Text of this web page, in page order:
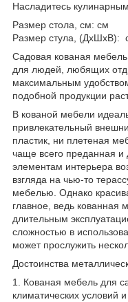
Насладитесь
Размер стола, см: см
Размер стула, (ДхШхВ):
Садовая кованая
для людей, любящих
максимальным
подобной продукции
В кованой мебели
привлекательный
пластик, ни плетеная
чаще всего преданная и
элементам интерьера
взгляда на чью-то
мебелью. Однако
главное, ведь кованная
длительным
сложностью в
может прослужить
Достоинства
1. Кованая мебель для
климатических условий